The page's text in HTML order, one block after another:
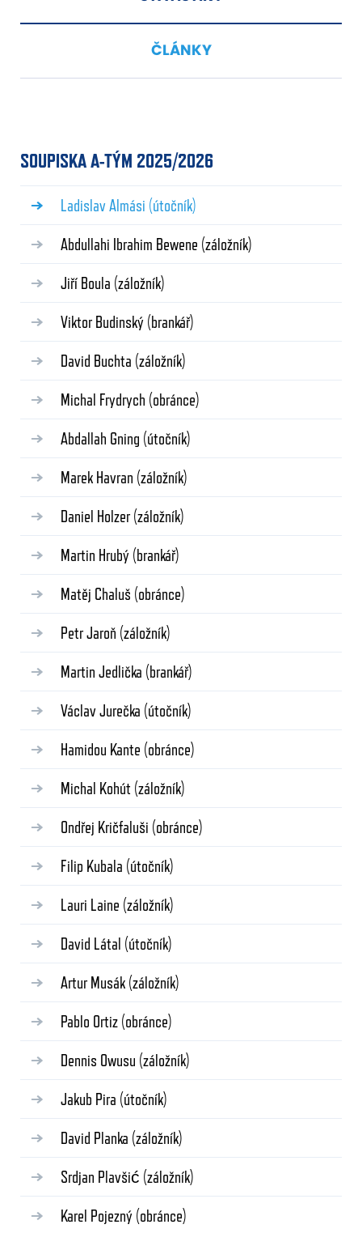
ČLÁNKY
SOUPISKA A-TÝM 2025/2026
Ladislav Almási (útočník)
Abdullahi Ibrahim Bewene (záložník)
Jiří Boula (záložník)
Viktor Budinský (brankář)
David Buchta (záložník)
Michal Frydrych (obránce)
Abdallah Gning (útočník)
Marek Havran (záložník)
Daniel Holzer (záložník)
Martin Hrubý (brankář)
Matěj Chaluš (obránce)
Petr Jaroň (záložník)
Martin Jedlička (brankář)
Václav Jurečka (útočník)
Hamidou Kante (obránce)
Michal Kohút (záložník)
Ondřej Kričfaluši (obránce)
Filip Kubala (útočník)
Lauri Laine (záložník)
David Látal (útočník)
Artur Musák (záložník)
Pablo Ortiz (obránce)
Dennis Owusu (záložník)
Jakub Pira (útočník)
David Planka (záložník)
Srdjan Plavšić (záložník)
Karel Pojezný (obránce)